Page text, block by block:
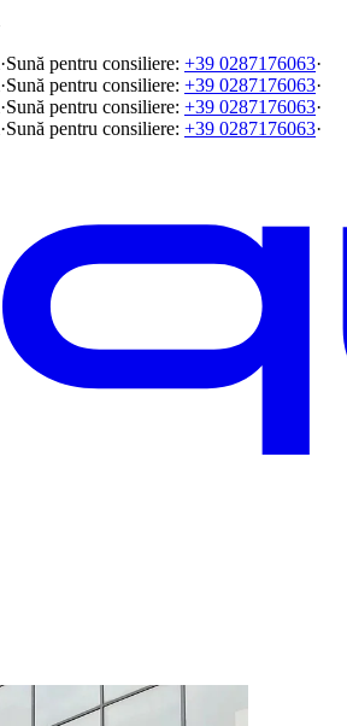
·Sună pentru consiliere: +39 0287176063·
·Sună pentru consiliere: +39 0287176063·
·Sună pentru consiliere: +39 0287176063·
·Sună pentru consiliere: +39 0287176063·